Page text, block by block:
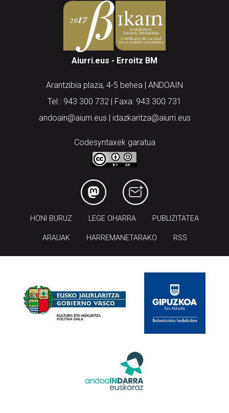
Aiurri.eus - Erroitz BM
Arantzibia plaza, 4-5 behea | ANDOAIN
Tel.: 943 300 732 | Faxa: 943 300 731
andoain@aiurri.eus | idazkaritza@aiurri.eus
Codesyntaxek garatua
HONI BURUZ LEGE OHARRA PUBLIZITATEA
ARAUAK HARREMANETARAKO RSS